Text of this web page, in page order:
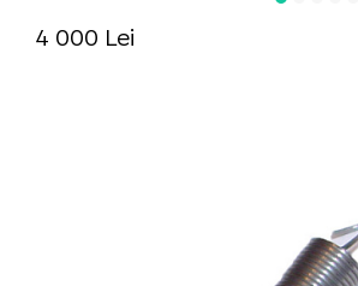
4 000 Lei